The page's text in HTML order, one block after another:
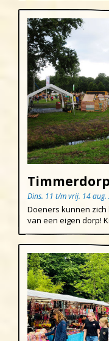
Dins. 11 t/m vrij. 14 aug.
Doeners kunnen
van een eigen dorp!